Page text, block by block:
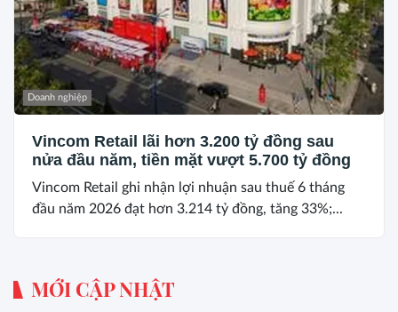
Doanh nghiệp
Vincom Retail lãi hơn 3.200 tỷ đồng sau
nửa đầu năm, tiền mặt vượt 5.700 tỷ đồng
Vincom Retail ghi nhận lợi nhuận sau thuế 6 tháng
đầu năm 2026 đạt hơn 3.214 tỷ đồng, tăng 33%;...
MỚI CẬP NHẬT